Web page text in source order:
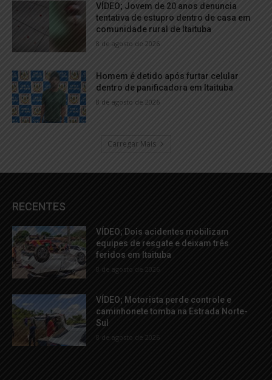
VÍDEO; Jovem de 20 anos denuncia
tentativa de estupro dentro de casa em
comunidade rural de Itaituba
8 de agosto de 2026
Homem é detido após furtar celular
dentro de panificadora em Itaituba
8 de agosto de 2026
Carregar Mais
RECENTES
VÍDEO; Dois acidentes mobilizam
equipes de resgate e deixam três
feridos em Itaituba
8 de agosto de 2026
VÍDEO; Motorista perde controle e
caminhonete tomba na Estrada Norte-
Sul
8 de agosto de 2026